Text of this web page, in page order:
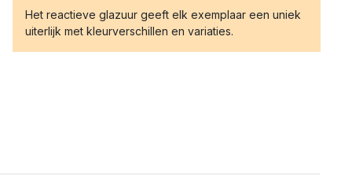
Het reactieve glazuur geeft elk exemplaar een uniek
uiterlijk met kleurverschillen en variaties.